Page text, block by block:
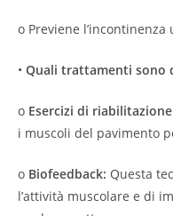
o Previene
• Quali trattamenti sono
o Esercizi di
i muscoli del pavimento
o Biofeedback: Questa
l’attività muscolare e di